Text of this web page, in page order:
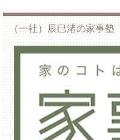
（一社）辰巳渚の家事塾